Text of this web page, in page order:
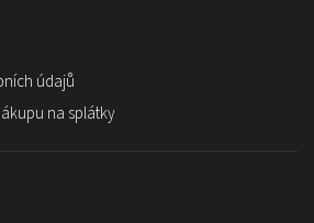
údajů
na splátky